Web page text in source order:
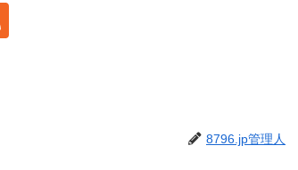
8796.jp管理人